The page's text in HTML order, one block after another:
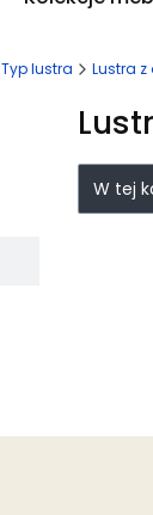
Typ lustra Lustra z
W tej